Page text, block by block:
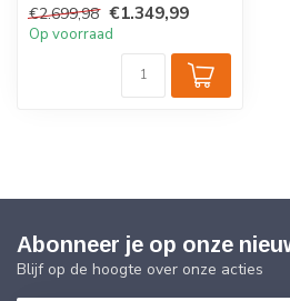
€2.699,98 €1.349,99
Op voorraad
Abonneer je op onze
Blijf op de hoogte over onze acties